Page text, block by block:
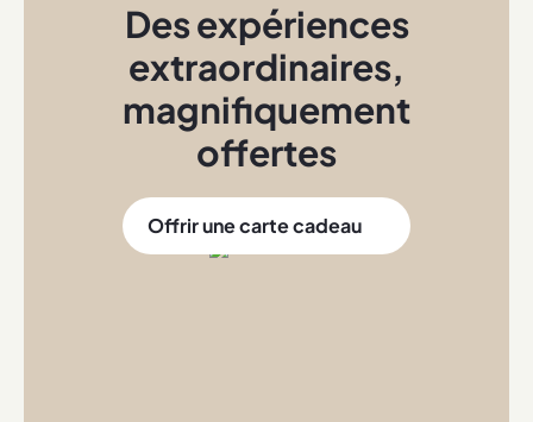
Des expériences
extraordinaires,
magnifiquement
offertes
Offrir une carte cadeau